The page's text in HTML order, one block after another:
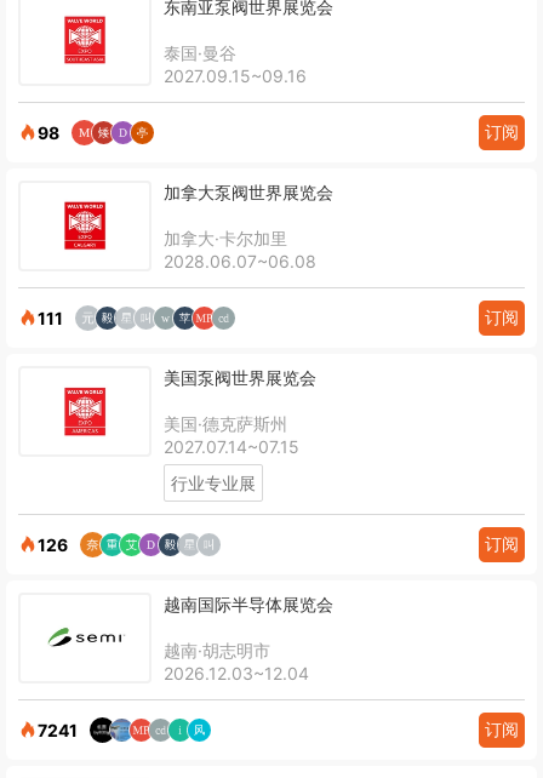
东南亚泵阀世界展览会
泰国·曼谷
2027.09.15~09.16
98 订阅
加拿大泵阀世界展览会
加拿大·卡尔加里
2028.06.07~06.08
111 订阅
美国泵阀世界展览会
美国·德克萨斯州
2027.07.14~07.15
行业专业展
126 订阅
越南国际半导体展览会
越南·胡志明市
2026.12.03~12.04
7241 订阅